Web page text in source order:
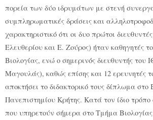
πορεία των δύο ιδρυμάτων με στενή
συμπληρωματικές δράσεις και
χαρακτηριστικό ότι οι δυο πρώτοι
Ελευθερίου και Ε. Ζούρος) ήταν καθηγητές
Βιολογίας, ενώ ο σημερινός διευθυντής
Μαγουλάς), καθώς επίσης και 12 ερευνητές
αποκτήσει το διδακτορικό τους δίπλωμα
Πανεπιστημίου Κρήτης. Κατά τον ίδιο τρόπο
που υπηρετούν σήμερα στο Τμήμα